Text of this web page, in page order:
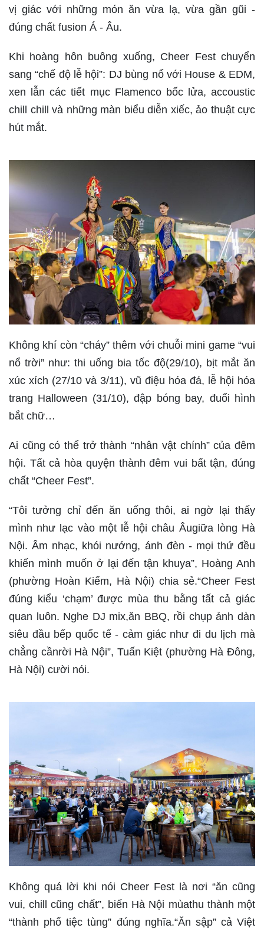
vị giác với những món ăn vừa lạ, vừa gần gũi -
đúng chất fusion Á - Âu.
Khi hoàng hôn buông xuống, Cheer Fest chuyển
sang “chế độ lễ hội”: DJ bùng nổ với House & EDM,
xen lẫn các tiết mục Flamenco bốc lửa, accoustic
chill chill và những màn biểu diễn xiếc, ảo thuật cực
hút mắt.
Không khí còn “cháy” thêm với chuỗi mini game “vui
nổ trời” như: thi uống bia tốc độ(29/10), bịt mắt ăn
xúc xích (27/10 và 3/11), vũ điệu hóa đá, lễ hội hóa
trang Halloween (31/10), đập bóng bay, đuổi hình
bắt chữ…
Ai cũng có thể trở thành “nhân vật chính” của đêm
hội. Tất cả hòa quyện thành đêm vui bất tận, đúng
chất “Cheer Fest”.
“Tôi tưởng chỉ đến ăn uống thôi, ai ngờ lại thấy
mình như lạc vào một lễ hội châu Âugiữa lòng Hà
Nội. Âm nhạc, khói nướng, ánh đèn - mọi thứ đều
khiến mình muốn ở lại đến tận khuya”, Hoàng Anh
(phường Hoàn Kiếm, Hà Nội) chia sẻ.“Cheer Fest
đúng kiểu ‘chạm’ được mùa thu bằng tất cả giác
quan luôn. Nghe DJ mix,ăn BBQ, rồi chụp ảnh dàn
siêu đầu bếp quốc tế - cảm giác như đi du lịch mà
chẳng cầnrời Hà Nội”, Tuấn Kiệt (phường Hà Đông,
Hà Nội) cười nói.
Không quá lời khi nói Cheer Fest là nơi “ăn cũng
vui, chill cũng chất”, biến Hà Nội mùathu thành một
“thành phố tiệc tùng” đúng nghĩa.“Ăn sập” cả Việt